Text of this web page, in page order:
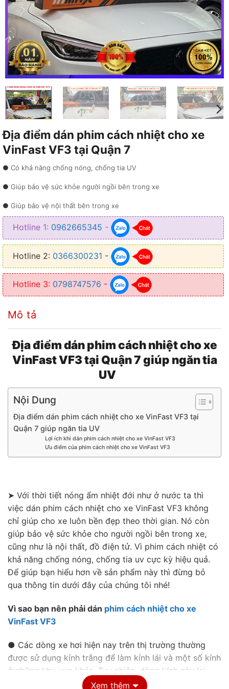
Địa điểm dán phim cách nhiệt cho xe
VinFast VF3 tại Quận 7
● Có khả năng chống nóng, chống tia UV
● Giúp bảo vệ sức khỏe người ngồi bên trong xe
● Giúp bảo vệ nội thất bên trong xe
● Giúp xe có thể tiết kiệm năng lượng
● Tạo một không gian riêng tư cho người ngồi bên trong xe
● Thiết kế mỏng nhẹ, trong suốt không cản trở tầm nhìn
Hotline 1: 0962665345 -
Hotline 2: 0366300231 -
Hotline 3: 0798747576 -
Mô tả
Địa điểm dán phim cách nhiệt cho xe
VinFast VF3 tại Quận 7 giúp ngăn tia
UV
Nội Dung
Địa điểm dán phim cách nhiệt cho xe VinFast VF3 tại
Quận 7 giúp ngăn tia UV
Lợi ích khi dán phim cách nhiệt cho xe VinFast VF3
Ưu điểm của phim cách nhiệt cho xe VinFast VF3
➤ Với thời tiết nóng ẩm nhiệt đới như ở nước ta thì
việc dán phim cách nhiệt cho xe VinFast VF3 không
chỉ giúp cho xe luôn bền đẹp theo thời gian. Nó còn
giúp bảo vệ sức khỏe cho người ngồi bên trong xe,
cũng như là nội thất, đồ điện tử. Vì phim cách nhiệt có
khả năng chống nóng, chống tia uv cực kỳ hiệu quả.
Để giúp bạn hiểu hơn về sản phẩm này thì đừng bỏ
qua thông tin dưới đây của chúng tôi nhé!
Vì sao bạn nên phải dán phim cách nhiệt cho xe
VinFast VF3
● Các dòng xe hơi hiện nay trên thị trường thường
được sử dụng kính trắng để làm kính lái và một số kính
ở những khu vực khác. Tuy nhiên, dòng kính này lại
không có khả năng chống nắng cũng như là không cản
Xem thêm